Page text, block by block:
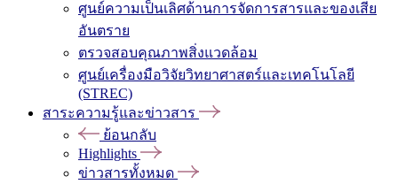
ศูนย์ความเป็นเลิศด้านการจัดการสารและของเสีย
อันตราย
ตรวจสอบคุณภาพสิ่งแวดล้อม
ศูนย์เครื่องมือวิจัยวิทยาศาสตร์และเทคโนโลยี
(STREC)
สาระความรู้และข่าวสาร
ย้อนกลับ
Highlights
ข่าวสารทั้งหมด